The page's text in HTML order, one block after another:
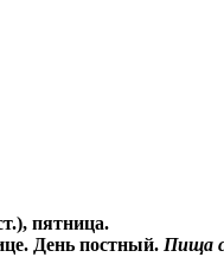
пятница.
День постный. Пища